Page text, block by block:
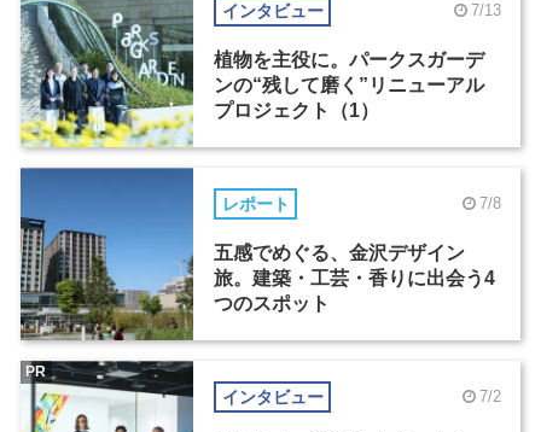
インタビュー 7/13
植物を主役に。パークスガーデ
ンの“残して磨く”リニューアル
プロジェクト（1）
レポート 7/8
五感でめぐる、金沢デザイン
旅。建築・工芸・香りに出会う4
つのスポット
インタビュー 7/2
PR